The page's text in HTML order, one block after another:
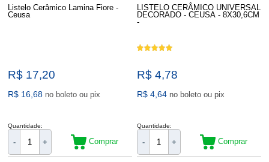
Listelo Cerâmico Lamina Fiore -
Ceusa
R$ 17,20
R$ 16,68 no boleto ou pix
Quantidade:
- + Comprar
LISTELO CERÂMICO UNIVERSAL
DECORADO - CEUSA - 8X30,6CM
-
R$ 4,78
R$ 4,64 no boleto ou pix
Quantidade:
- + Comprar